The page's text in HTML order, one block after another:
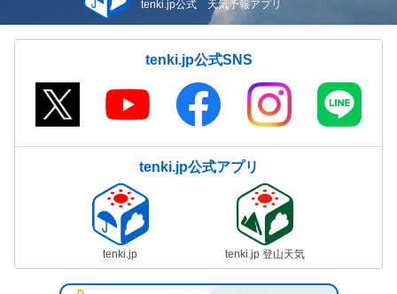
tenki.jp公式 天気予報アプリ
tenki.jp公式SNS
tenki.jp公式アプリ
tenki.jp tenki.jp 登山天気